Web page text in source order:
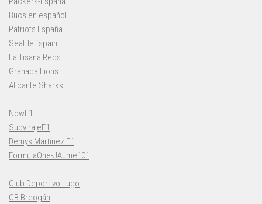
Bucs en español
Patriots España
Seattle fspain
La Tisana Reds
Granada Lions
Alicante Sharks
NowF1
SubvirajeF1
Demys Martínez F1
FormulaOne-JAume101
Club Deportivo Lugo
CB Breogán